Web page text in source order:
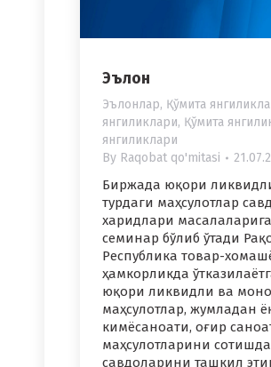
Эълон
Эълонлар, Қўмита
янгиликлари, Қўмита
янгиликлари
By Raqobat qo'mitasi
Биржада юқори
турдаги маҳсулотлар
харидлари
семинар бўлиб ўтади
Республика товар-
ҳамкорликда
юқори ликвидли ва
маҳсулотлар, жумладан
кимёсаноати, оғир
маҳсулотларини
савдоларини ташкил